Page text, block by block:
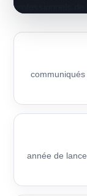
professionnels de
année de